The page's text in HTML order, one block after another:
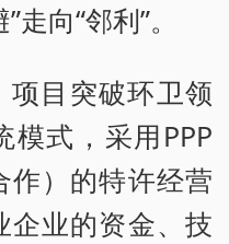
向“邻利”。
目突破环卫领
模式，采用PPP
作）的特许经营
企业的资金、技